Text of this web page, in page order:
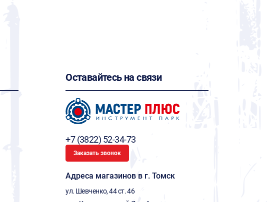
Оставайтесь на связи
+7 (3822) 52-34-73
Заказать звонок
Адреса магазинов в г. Томск
ул. Шевченко, 44 ст. 46